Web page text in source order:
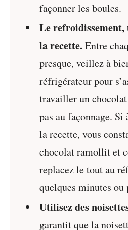
façonner les boules.
Le refroidissement,
la recette.Entre
presque, veillez à
réfrigérateur pour
travailler un
pas au façonnage.
la recette, vous
chocolat ramollit et
replacez le tout au
quelques minutes ou
Utilisez des
garantit que la